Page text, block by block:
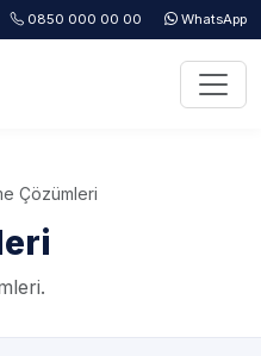
0850 000 00 00 WhatsApp
Çözümleri